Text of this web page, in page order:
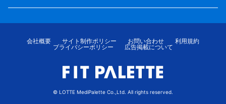
会社概要 サイト制作ポリシー お問い合わせ
利用規約
プライバシーポリシー
広告掲載について
© LOTTE MediPalette Co.,Ltd. All rights reserved.